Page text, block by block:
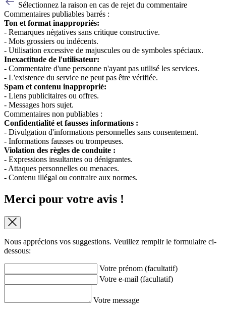
Sélectionnez la raison en cas de rejet du commentaire
Commentaires publiables barrés :
Ton et format inappropriés:
- Remarques négatives sans critique constructive.
- Mots grossiers ou indécents.
- Utilisation excessive de majuscules ou de symboles spéciaux.
Inexactitude de l'utilisateur:
- Commentaire d'une personne n'ayant pas utilisé les services.
- L'existence du service ne peut pas être vérifiée.
Spam et contenu inapproprié:
- Liens publicitaires ou offres.
- Messages hors sujet.
Commentaires non publiables :
Confidentialité et fausses informations :
- Divulgation d'informations personnelles sans consentement.
- Informations fausses ou trompeuses.
Violation des règles de conduite :
- Expressions insultantes ou dénigrantes.
- Attaques personnelles ou menaces.
- Contenu illégal ou contraire aux normes.
Merci pour votre avis !
Nous apprécions vos suggestions. Veuillez remplir le formulaire ci-
dessous:
Votre prénom (facultatif)
Votre e-mail (facultatif)
Votre message